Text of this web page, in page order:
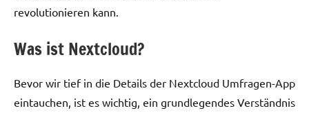
revolutionieren kann.
Was ist Nextcloud?
Bevor wir tief in die Details der Nextcloud Umfragen-App
eintauchen, ist es wichtig, ein grundlegendes Verständnis